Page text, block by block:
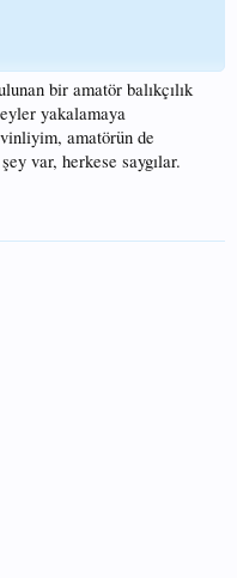
bir amatör balıkçılık
yakalamaya
amatörün de
var, herkese saygılar.